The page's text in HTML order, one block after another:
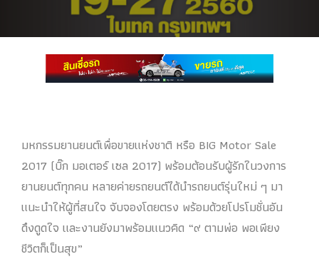
มหกรรมยานยนต์เพื่อขายแห่งชาติ หรือ BIG Motor Sale
2017 (บิ๊ก มอเตอร์ เซล 2017) พร้อมต้อนรับผู้รักในวงการ
ยานยนต์ทุกคน หลายค่ายรถยนต์ได้นำรถยนต์รุ่นใหม่ ๆ มา
แนะนำให้ผู้ที่สนใจ จับจองโดยตรง พร้อมด้วยโปรโมชั่นอัน
ดึงดูดใจ และงานยังมาพร้อมแนวคิด “๙ ตามพ่อ พอเพียง
ชีวิตก็เป็นสุข”